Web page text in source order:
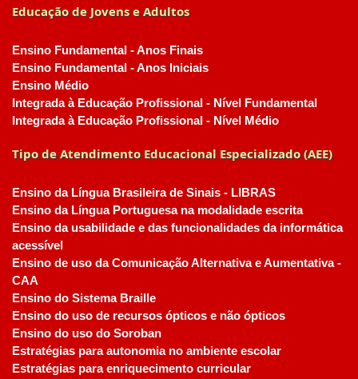
Educação de Jovens e Adultos
Ensino Fundamental - Anos Finais
Ensino Fundamental - Anos Iniciais
Ensino Médio
Integrada à Educação Profissional - Nível Fundamental
Integrada à Educação Profissional - Nível Médio
Tipo de Atendimento Educacional Especializado (AEE)
Ensino da Língua Brasileira de Sinais - LIBRAS
Ensino da Língua Portuguesa na modalidade escrita
Ensino da usabilidade e das funcionalidades da informática
acessível
Ensino de uso da Comunicação Alternativa e Aumentativa -
CAA
Ensino do Sistema Braille
Ensino do uso de recursos ópticos e não ópticos
Ensino do uso do Soroban
Estratégias para autonomia no ambiente escolar
Estratégias para enriquecimento curricular